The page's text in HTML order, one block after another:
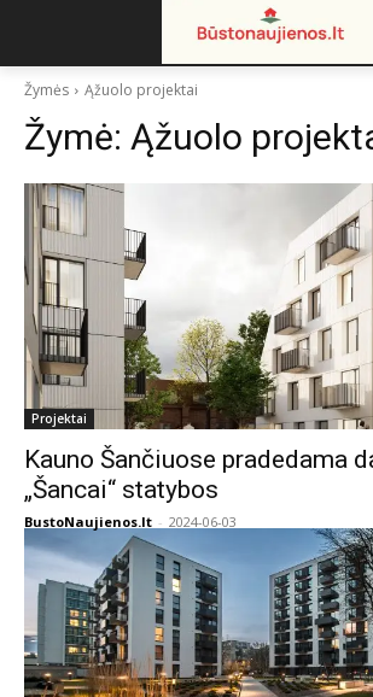
Žymės Ąžuolo projektai
Žymė: Ąžuolo
Projektai
Kauno Šančiuose pradedama
„Šancai“ statybos
BustoNaujienos.lt - 2024-06-03